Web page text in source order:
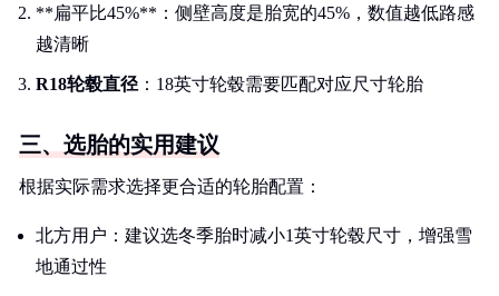
**扁平比45%**：侧壁高度是胎宽的45%，数值越低路感
越清晰
R18轮毂直径 ：18英寸轮毂需要匹配对应尺寸轮胎
三、选胎的实用建议
根据实际需求选择更合适的轮胎配置：
北方用户：建议选冬季胎时减小1英寸轮毂尺寸，增强雪
地通过性